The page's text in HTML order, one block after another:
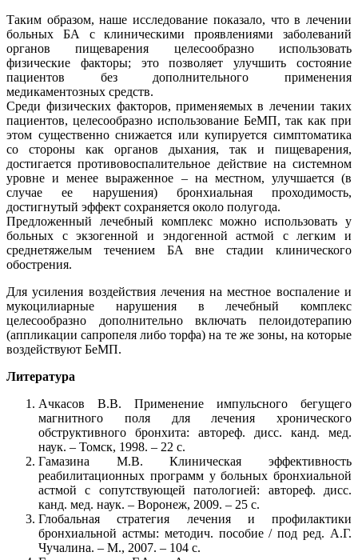
Таким образом, наше исследование показало, что в лечении
больных БА с клиническими проявлениями заболеваний
органов пищеварения целесообразно использовать
физические факторы; это позволяет улучшить состояние
пациентов без дополнительного применения
медикаментозных средств.
Среди физических факторов, применяемых в лечении таких
пациентов, целесообразно использование БеМП, так как при
этом существенно снижается или купируется симптоматика
со стороны как органов дыхания, так и пищеварения,
достигается противовоспалительное действие на системном
уровне и менее выраженное – на местном, улучшается (в
случае ее нарушения) бронхиальная проходимость,
достигнутый эффект сохраняется около полугода.
Предложенный лечебный комплекс можно использовать у
больных с экзогенной и эндогенной астмой с легким и
среднетяжелым течением БА вне стадии клинического
обострения.
Для усиления воздействия лечения на местное воспаление и
мукоцилиарные нарушения в лечебный комплекс
целесообразно дополнительно включать пелоидотерапию
(аппликации сапропеля либо торфа) на те же зоны, на которые
воздействуют БеМП.
Литература
Ачкасов В.В. Применение импульсного бегущего
магнитного поля для лечения хронического
обструктивного бронхита: автореф. дисс. канд. мед.
наук. – Томск, 1998. – 22 с.
Гамазина М.В. Клиническая эффективность
реабилитационных программ у больных бронхиальной
астмой с сопутствующей патологией: автореф. дисс.
канд. мед. наук. – Воронеж, 2009. – 25 с.
Глобальная стратегия лечения и профилактики
бронхиальной астмы: методич. пособие / под ред. А.Г.
Чучалина. – М., 2007. – 104 с.